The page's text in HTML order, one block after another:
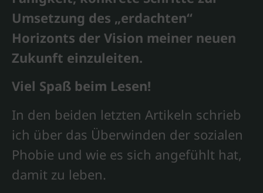
Umsetzung des „erdachten“
Horizonts der Vision meiner neuen
Zukunft einzuleiten.
Viel Spaß beim Lesen!
In den beiden letzten Artikeln schrieb
ich über das Überwinden der sozialen
Phobie und wie es sich angefühlt hat,
damit zu leben.